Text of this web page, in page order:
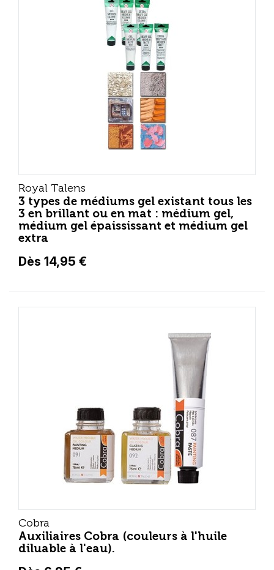
Royal Talens
3 types de médiums gel existant tous les
3 en brillant ou en mat : médium gel,
médium gel épaississant et médium gel
extra
Dès 14,95 €
Cobra
Auxiliaires Cobra (couleurs à l'huile
diluable à l'eau).